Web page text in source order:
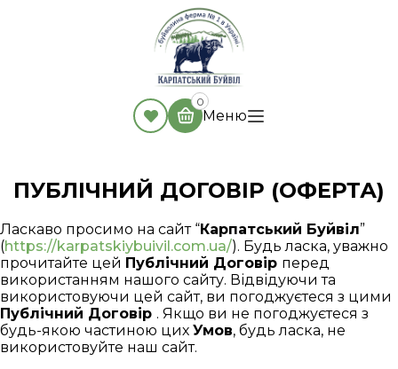
0
Меню
ПУБЛІЧНИЙ ДОГОВІР (ОФЕРТА)
Ласкаво просимо на сайт “Карпатський Буйвіл”
(https://karpatskiybuivil.com.ua/). Будь ласка, уважно
прочитайте цей Публічний Договір перед
використанням нашого сайту. Відвідуючи та
використовуючи цей сайт, ви погоджуєтеся з цими
Публічний Договір . Якщо ви не погоджуєтеся з
будь-якою частиною цих Умов, будь ласка, не
використовуйте наш сайт.